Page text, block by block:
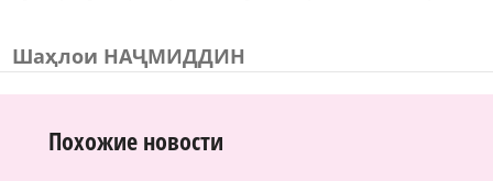
Шаҳлои НАҶМИДДИН
Похожие новости